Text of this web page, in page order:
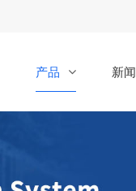
产品 新闻